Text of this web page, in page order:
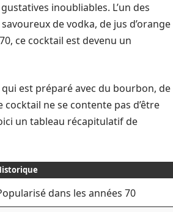
inoubliables. L’un des
de vodka, de jus d’orange
ce cocktail est devenu un
qui est préparé avec du bourbon, de
ne se contente pas d’être
un tableau récapitulatif de
dans les années 70